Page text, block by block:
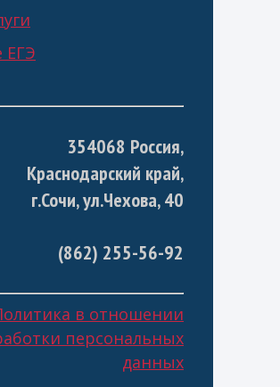
ЕГЭ
354068 Россия,
Краснодарский край,
г.Сочи, ул.Чехова, 40
(862) 255-56-92
в отношении
персональных
данных